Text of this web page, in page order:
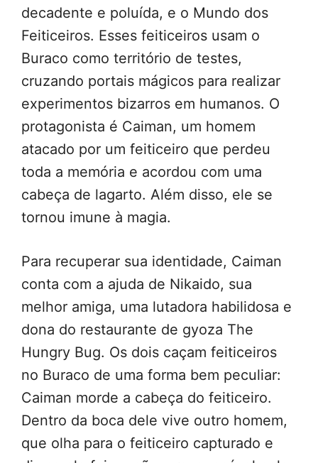
decadente e poluída, e o Mundo dos
Feiticeiros. Esses feiticeiros usam o
Buraco como território de testes,
cruzando portais mágicos para realizar
experimentos bizarros em humanos. O
protagonista é Caiman, um homem
atacado por um feiticeiro que perdeu
toda a memória e acordou com uma
cabeça de lagarto. Além disso, ele se
tornou imune à magia.
Para recuperar sua identidade, Caiman
conta com a ajuda de Nikaido, sua
melhor amiga, uma lutadora habilidosa e
dona do restaurante de gyoza The
Hungry Bug. Os dois caçam feiticeiros
no Buraco de uma forma bem peculiar:
Caiman morde a cabeça do feiticeiro.
Dentro da boca dele vive outro homem,
que olha para o feiticeiro capturado e